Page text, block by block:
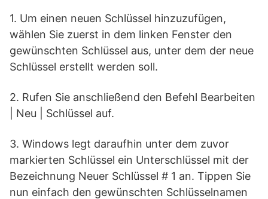
1. Um einen neuen Schlüssel hinzuzufügen,
wählen Sie zuerst in dem linken Fenster den
gewünschten Schlüssel aus, unter dem der neue
Schlüssel erstellt werden soll.
2. Rufen Sie anschließend den Befehl Bearbeiten
| Neu | Schlüssel auf.
3. Windows legt daraufhin unter dem zuvor
markierten Schlüssel ein Unterschlüssel mit der
Bezeichnung Neuer Schlüssel # 1 an. Tippen Sie
nun einfach den gewünschten Schlüsselnamen